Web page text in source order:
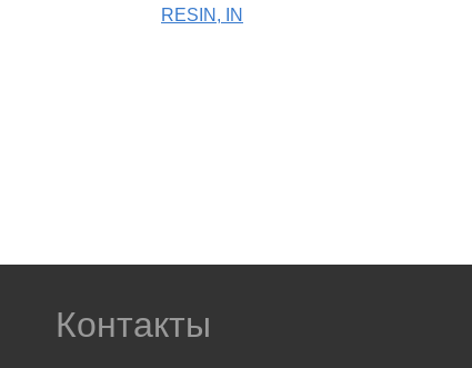
RESIN, IN
Контакты